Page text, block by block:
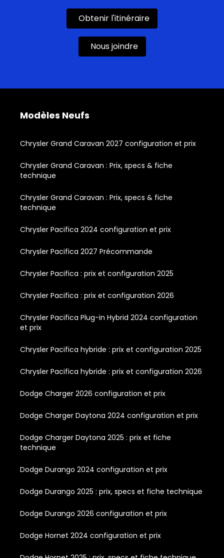
Obtenir l'itinéraire
Nous joindre
Modèles Neufs
Chrysler Grand Caravan 2027 configuration et prix
Chrysler Grand Caravan : Prix, specs & fiche
technique
Chrysler Grand Caravan : Prix, specs & fiche
technique
Chrysler Pacifica 2024 configuration et prix
Chrysler Pacifica 2027 Précommande
Chrysler Pacifica : prix et configuration 2025
Chrysler Pacifica : prix et configuration 2026
Chrysler Pacifica Plug-in Hybrid 2024 configuration
et prix
Chrysler Pacifica hybride : prix et configuration 2025
Chrysler Pacifica hybride : prix et configuration 2026
Dodge Charger 2026 configuration et prix
Dodge Charger Daytona 2024 configuration et prix
Dodge Charger Daytona 2025 : prix et fiche
technique
Dodge Durango 2024 configuration et prix
Dodge Durango 2025 : prix, specs et fiche technique
Dodge Durango 2026 configuration et prix
Dodge Hornet 2024 configuration et prix